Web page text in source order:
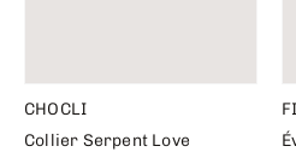
CHOCLI
Collier Serpent Love